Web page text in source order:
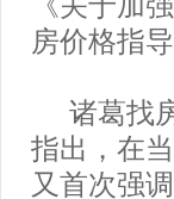
房价格指导
诸葛找
指出，在
又首次强